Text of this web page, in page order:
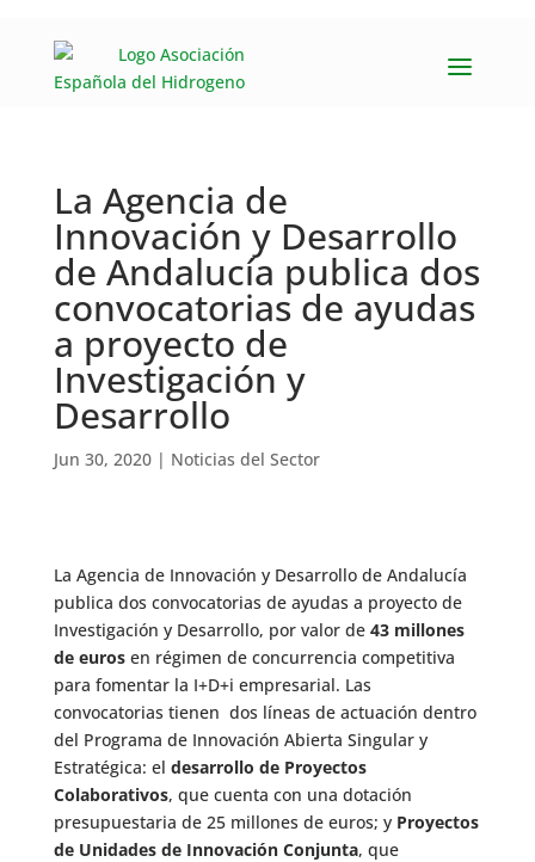
La Agencia de
Innovación y Desarrollo
de Andalucía publica dos
convocatorias de ayudas
a proyecto de
Investigación y
Desarrollo
Jun 30, 2020| Noticias del Sector
La Agencia de Innovación y Desarrollo de Andalucía
publica dos convocatorias de ayudas a proyecto de
Investigación y Desarrollo, por valor de 43 millones
de eurosen régimen de concurrencia competitiva
para fomentar la I+D+i empresarial. Las
convocatorias tienen dos líneas de actuación dentro
del Programa de Innovación Abierta Singular y
Estratégica: el desarrollo de Proyectos
Colaborativos, que cuenta con una dotación
presupuestaria de 25 millones de euros; y Proyectos
de Unidades de Innovación Conjunta, que